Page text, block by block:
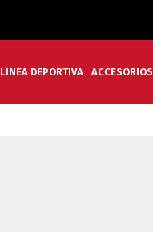
LINEA DEPORTIVA ACCESORIOS